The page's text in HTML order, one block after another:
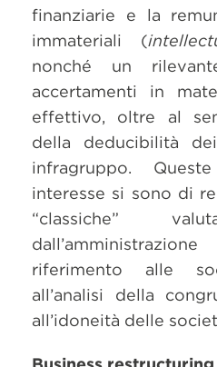
finanziarie e la
immateriali (
nonché un
accertamenti in
effettivo, oltre al
della deducibilità
infragruppo.
interesse si sono di
“classiche”
riferimento alle
all’analisi della
all’idoneità delle